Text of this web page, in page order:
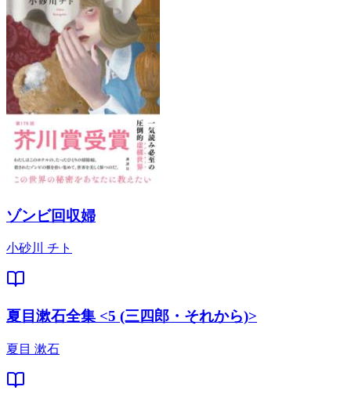
ゾンビ回収婦
小砂川 チト
夏目漱石全集 <5 (三四郎・それから)>
夏目 漱石